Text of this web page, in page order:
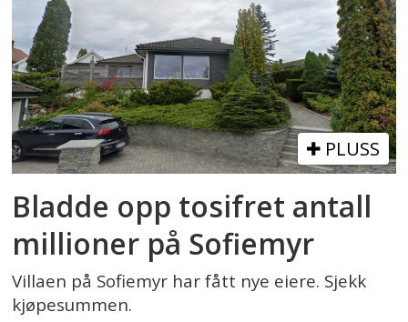
PLUSS
Bladde opp tosifret antall
millioner på Sofiemyr
Villaen på Sofiemyr har fått nye eiere. Sjekk
kjøpesummen.